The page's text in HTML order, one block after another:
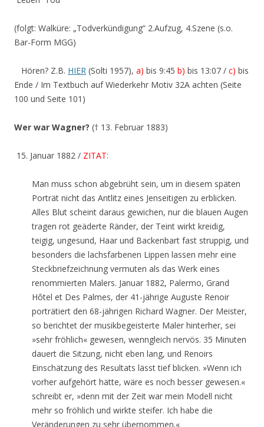
(folgt: Walküre: „Todverkündigung“ 2.Aufzug, 4.Szene (s.o.
Bar-Form MGG)
Hören? Z.B. HIER (Solti 1957), a) bis 9:45 b) bis 13:07 / c) bis
Ende / Im Textbuch auf Wiederkehr Motiv 32A achten (Seite
100 und Seite 101)
Wer war Wagner? († 13. Februar 1883)
15. Januar 1882 / ZITAT:
Man muss schon abgebrüht sein, um in diesem späten
Porträt nicht das Antlitz eines Jenseitigen zu erblicken.
Alles Blut scheint daraus gewichen, nur die blauen Augen
tragen rot geäderte Ränder, der Teint wirkt kreidig,
teigig, ungesund, Haar und Backenbart fast struppig, und
besonders die lachsfarbenen Lippen lassen mehr eine
Steckbriefzeichnung vermuten als das Werk eines
renommierten Malers. Januar 1882, Palermo, Grand
Hôtel et Des Palmes, der 41-jährige Auguste Renoir
porträtiert den 68-jährigen Richard Wagner. Der Meister,
so berichtet der musikbegeisterte Maler hinterher, sei
»sehr fröhlich« gewesen, wenngleich nervös. 35 Minuten
dauert die Sitzung, nicht eben lang, und Renoirs
Einschätzung des Resultats lässt tief blicken. »Wenn ich
vorher aufgehört hätte, wäre es noch besser gewesen.«
schreibt er, »denn mit der Zeit war mein Modell nicht
mehr so fröhlich und wirkte steifer. Ich habe die
Veränderungen zu sehr übernommen.«